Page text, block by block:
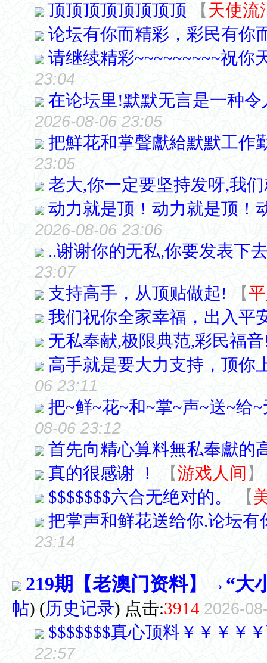
顶顶顶顶顶顶顶顶
【 天使流
论坛有你而精彩，彩民有你
请继续精彩~~~~~~~~~祝你
23:04
在论坛里!默默无言是一种
2026-08-06 23:05
把鮮花和掌聲獻給默默工作
23:05
老大,你一定要坚持发呀,我
动力就是顶！动力就是顶！
2026-08-06 23:06
..谢谢你的无私,你要发表下
23:07
支持高手，从顶贴做起! 【
我们祝你全家幸福，出入平
无私奉献,极限典范,彩民福
高手就是要大力支持，顶你
06 23:11
把~鲜~花~和~掌~声~送~给
08-06 23:12
首先向精心算料無私奉獻的
真的很感谢 ！
【游戏人间 】
$$$$$$$六合无绝对的。
【
把掌声和鲜花送给你.论坛有
23:14
219期【老澳门资料】→“大
帖) (历史记录) 点击:3914 2026-
$$$$$$$真心顶料￥￥￥￥
22:57